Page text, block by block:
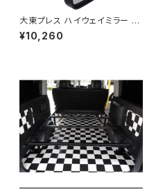
大東プレス ハイウェイミラー R1
¥10,260